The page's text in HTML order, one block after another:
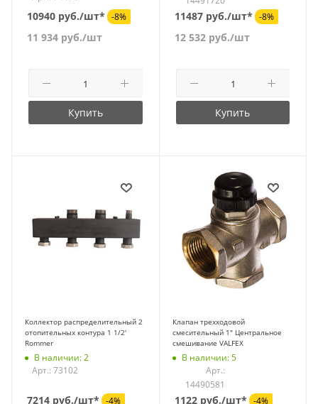
10940 руб./шт* -8%
11 934 руб./шт
Купить
11487 руб./шт* -8%
12 532руб./шт
Купить
Коллектор распределительный 2
отопительных контура 1 1/2'
Rommer
В наличии: 2
Арт.: 73102
7214 руб./шт* -4%
Клапан трехходовой
смесительный 1" Центральное
смешивание VALFEX
В наличии: 5
Арт.:
14490581
1122 руб./шт* -4%